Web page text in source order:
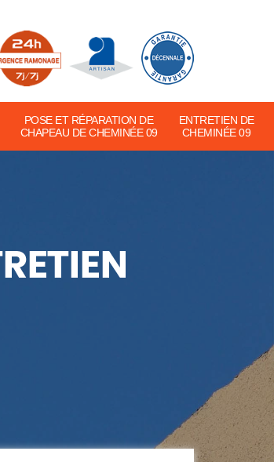
POSE ET RÉPARATION DE
CHAPEAU DE CHEMINÉE 09
ENTRETIEN DE
CHEMINÉE 09